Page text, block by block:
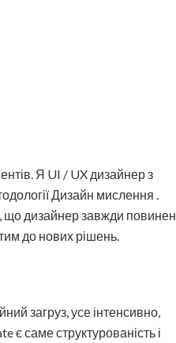
Я UI / UX дизайнер з
Дизайн мислення .
що дизайнер завжди повинен
до нових рішень.
загруз, усе інтенсивно,
саме структурованість і